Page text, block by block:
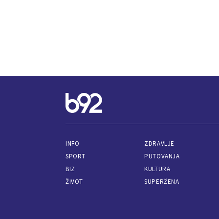
INFO
SPORT
BIZ
ŽIVOT
ZDRAVLJE
PUTOVANJA
KULTURA
SUPERŽENA